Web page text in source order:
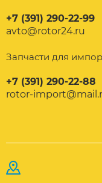
+7 (391) 290-22-99
avto@rotor24.ru
Запчасти для
+7 (391) 290-22-88
rotor-